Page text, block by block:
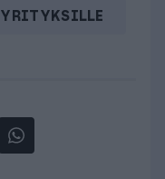
YRITYKSILLE